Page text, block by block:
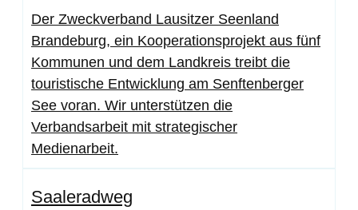
Der Zweckverband Lausitzer Seenland
Brandeburg, ein Kooperationsprojekt aus fünf
Kommunen und dem Landkreis treibt die
touristische Entwicklung am Senftenberger
See voran. Wir unterstützen die
Verbandsarbeit mit strategischer
Medienarbeit.
Saaleradweg